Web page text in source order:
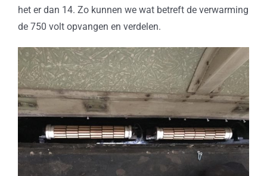
het er dan 14. Zo kunnen we wat betreft de verwarming
de 750 volt opvangen en verdelen.